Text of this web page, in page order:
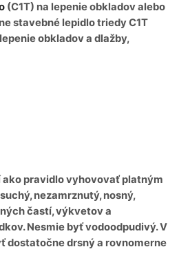
(C1T) na lepenie obkladov alebo
stavebné lepidlo triedy C1T
obkladov a dlažby,
ako pravidlo vyhovovať platným
nezamrznutý, nosný,
častí, výkvetov a
Nesmie byť vodoodpudivý. V
dostatočne drsný a rovnomerne